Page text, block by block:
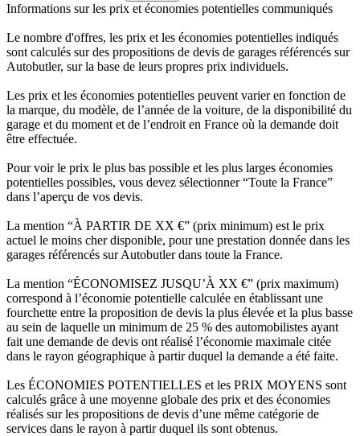
Informations sur les prix et économies potentielles communiqués
Le nombre d'offres, les prix et les économies potentielles indiqués
sont calculés sur des propositions de devis de garages référencés sur
Autobutler, sur la base de leurs propres prix individuels.
Les prix et les économies potentielles peuvent varier en fonction de
la marque, du modèle, de l’année de la voiture, de la disponibilité du
garage et du moment et de l’endroit en France où la demande doit
être effectuée.
Pour voir le prix le plus bas possible et les plus larges économies
potentielles possibles, vous devez sélectionner “Toute la France”
dans l’aperçu de vos devis.
La mention “À PARTIR DE XX €” (prix minimum) est le prix
actuel le moins cher disponible, pour une prestation donnée dans les
garages référencés sur Autobutler dans toute la France.
La mention “ÉCONOMISEZ JUSQU’À XX €” (prix maximum)
correspond à l’économie potentielle calculée en établissant une
fourchette entre la proposition de devis la plus élevée et la plus basse
au sein de laquelle un minimum de 25 % des automobilistes ayant
fait une demande de devis ont réalisé l’économie maximale citée
dans le rayon géographique à partir duquel la demande a été faite.
Les ÉCONOMIES POTENTIELLES et les PRIX MOYENS sont
calculés grâce à une moyenne globale des prix et des économies
réalisés sur les propositions de devis d’une même catégorie de
services dans le rayon à partir duquel ils sont obtenus.